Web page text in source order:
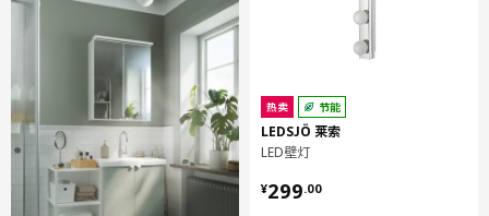
热卖 节能
LEDSJÖ 莱索
LED壁灯
¥299.00
¥ 299.00